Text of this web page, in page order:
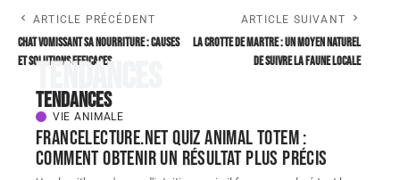
ARTICLE PRÉCÉDENT
Chat vomissant sa nourriture : causes
et solutions efficaces
ARTICLE SUIVANT
La crotte de martre : un moyen naturel
de suivre la faune locale
Tendances
Tendances
VIE ANIMALE
FranceLecture.net quiz animal totem :
comment obtenir un résultat plus précis